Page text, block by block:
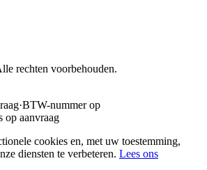
rechten voorbehouden.
·BTW-nummer op
op aanvraag
cookies en, met uw toestemming,
diensten te verbeteren. Lees ons